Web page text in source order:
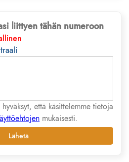
liittyen tähän numeroon
että käsittelemme tietoja
mukaisesti.
Lähetä